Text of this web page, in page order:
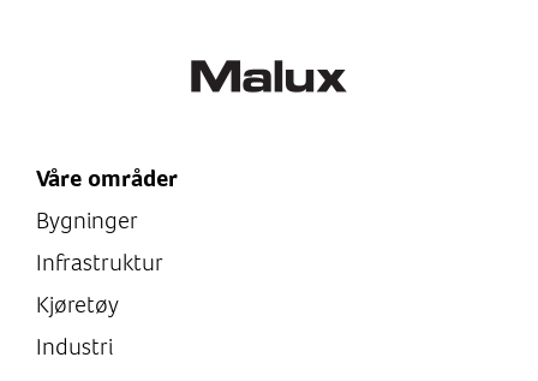
Våre områder
Bygninger
Infrastruktur
Kjøretøy
Industri